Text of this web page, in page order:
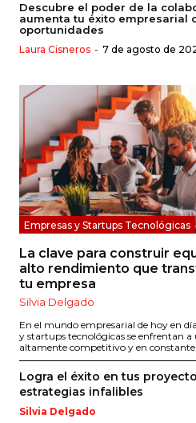
Descubre el poder de la
aumenta tu éxito empresarial
oportunidades
Laura Cisneros - 7 de agosto de
Empresas y Startups Tecnológicas
La clave para construir
alto rendimiento que
tu empresa
Silvia Delgado
En el mundo empresarial de hoy en
y startups tecnológicas se enfrentan
altamente competitivo y en
Logra el éxito en tus
estrategias infalibles
Silvia Delgado